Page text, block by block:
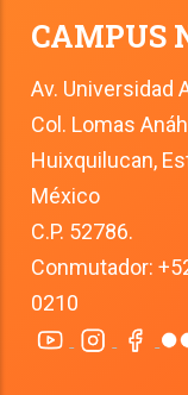
CAMPUS
Av. Universidad
Col. Lomas
Huixquilucan,
México
C.P. 52786.
Conmutador:
0210